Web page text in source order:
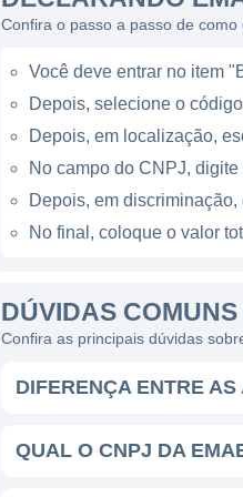
A EMAE está presente
projetada para otimizar
negócios em várias
abordagem integrada
eficiência em suas
Além disso, a EMAE
energia, mas também a
CONTROLE E
A EMAE é controlada
promovendo a inclusão
Confira o passo a passo de
Você deve entrar no item
Depois, selecione o
Depois, em localização,
No campo do CNPJ,
Depois, em
No final, coloque o valor
DÚVIDAS
Confira as principais dúvidas
DIFERENÇA ENTRE
QUAL O CNPJ DA